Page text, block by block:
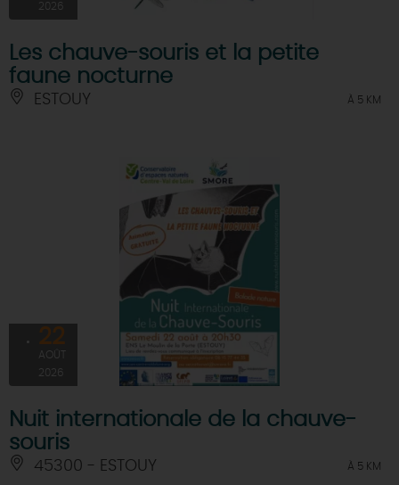
2026
Les chauve-souris et la petite
faune nocturne
ESTOUY À 5 KM
22
AOÛT
2026
Nuit internationale de la chauve-
souris
45300 - ESTOUY À 5 KM